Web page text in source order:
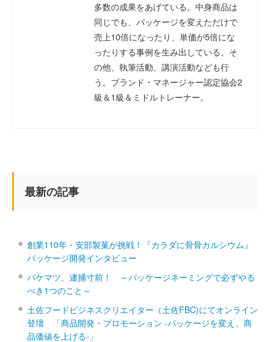
多数の成果をあげている。中身商品は
同じでも、パッケージを変えただけで
売上10倍になったり、単価が5倍にな
ったりする事例を生み出している。そ
の他、執筆活動、講演活動なども行
う。ブランド・マネージャー認定協会2
級＆1級＆ミドルトレーナー。
最新の記事
創業110年・安部製菓が挑戦！『カラダに骨骨カルシウム』
パッケージ開発インタビュー
パケマツ、逮捕寸前！ ～パッケージネーミングで必ずやる
べき1つのこと～
土佐フードビジネスクリエイター（土佐FBC)にてオンライン
登壇 「商品開発・プロモーション ‐パッケージを変え、商
品価値を上げる‐」